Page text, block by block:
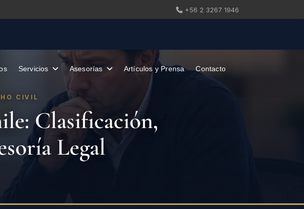
+56 2 3267 1946
Asesorías Artículos y Prensa Contacto
CIVIL
Clasificación,
Legal